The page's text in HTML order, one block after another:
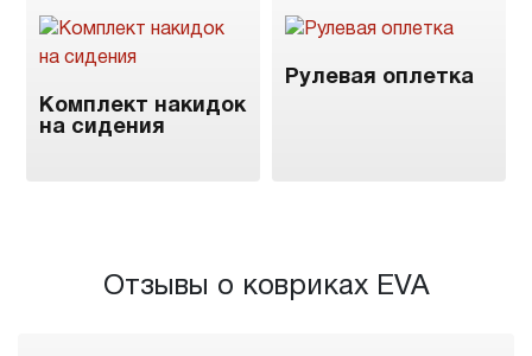
Комплект накидок
на сидения
Рулевая оплетка
Отзывы о ковриках EVA